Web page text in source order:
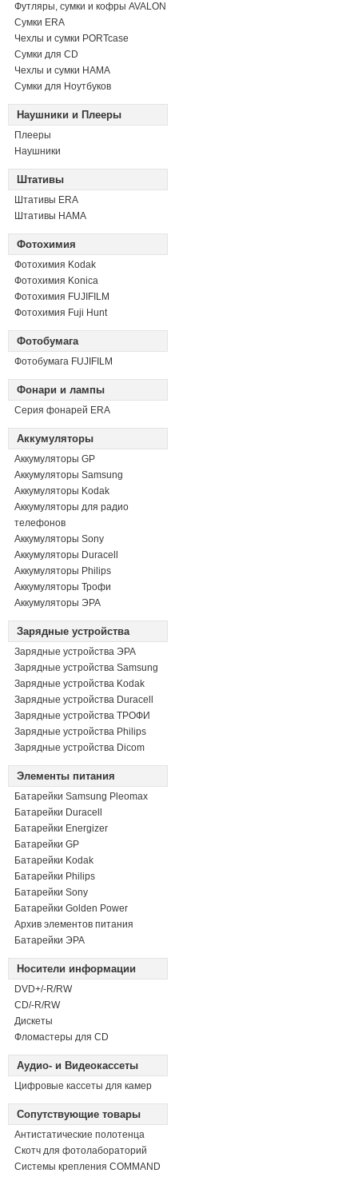
Футляры, сумки и кофры AVALON
Сумки ERA
Чехлы и сумки PORTcase
Сумки для CD
Чехлы и сумки HAMA
Сумки для Ноутбуков
Наушники и Плееры
Плееры
Наушники
Штативы
Штативы ERA
Штативы HAMA
Фотохимия
Фотохимия Kodak
Фотохимия Konica
Фотохимия FUJIFILM
Фотохимия Fuji Hunt
Фотобумага
Фотобумага FUJIFILM
Фонари и лампы
Серия фонарей ERA
Аккумуляторы
Аккумуляторы GP
Аккумуляторы Samsung
Аккумуляторы Kodak
Аккумуляторы для радио
телефонов
Аккумуляторы Sony
Аккумуляторы Duracell
Аккумуляторы Philips
Аккумуляторы Трофи
Аккумуляторы ЭРА
Зарядные устройства
Зарядные устройства ЭРА
Зарядные устройства Samsung
Зарядные устройства Kodak
Зарядные устройства Duracell
Зарядные устройства ТРОФИ
Зарядные устройства Philips
Зарядные устройства Dicom
Элементы питания
Батарейки Samsung Pleomax
Батарейки Duracell
Батарейки Energizer
Батарейки GP
Батарейки Kodak
Батарейки Philips
Батарейки Sony
Батарейки Golden Power
Архив элементов питания
Батарейки ЭРА
Носители информации
DVD+/-R/RW
СD/-R/RW
Дискеты
Фломастеры для CD
Аудио- и Видеокассеты
Цифровые кассеты для камер
Сопутствующие товары
Антистатические полотенца
Скотч для фотолабораторий
Системы крепления COMMAND